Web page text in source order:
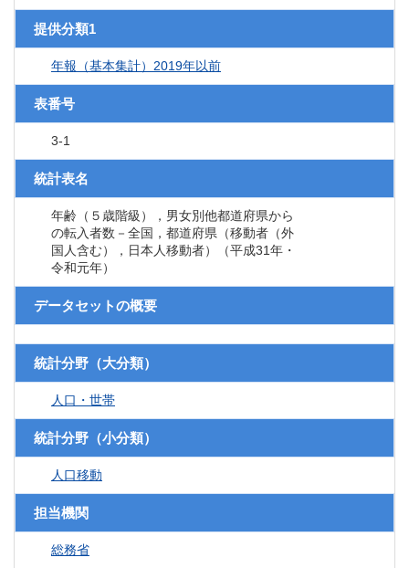
提供分類1
年報（基本集計）2019年以前
表番号
3-1
統計表名
年齢（５歳階級），男女別他都道府県から
の転入者数－全国，都道府県（移動者（外
国人含む），日本人移動者）（平成31年・
令和元年）
データセットの概要
統計分野（大分類）
人口・世帯
統計分野（小分類）
人口移動
担当機関
総務省